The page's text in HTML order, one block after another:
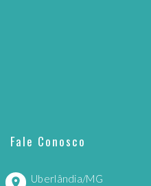
Fale Conosco
Uberlândia/MG